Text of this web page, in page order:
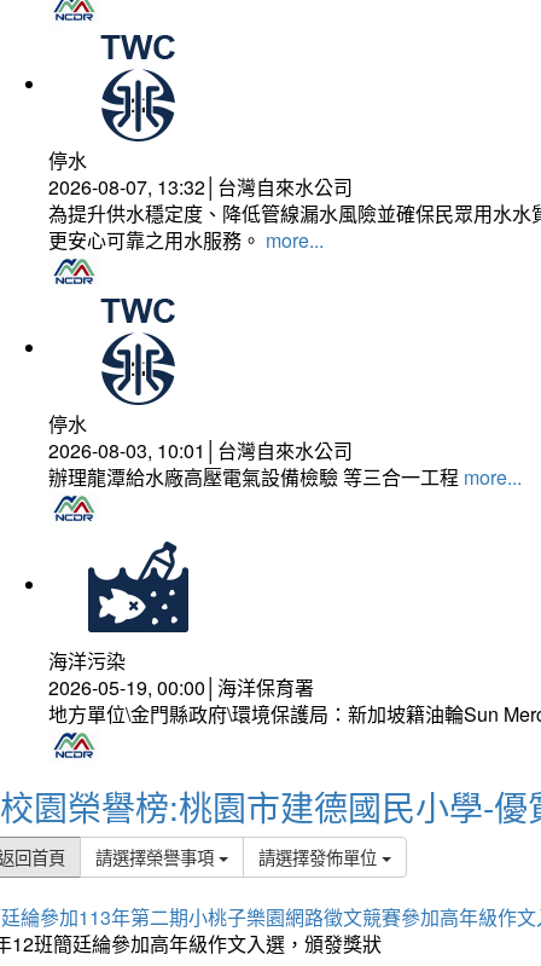
停水
2026-08-07, 13:32│台灣自來水公司
為提升供水穩定度、降低管線漏水風險並確保民眾用水
更安心可靠之用水服務。 more...
停水
2026-08-03, 10:01│台灣自來水公司
辦理龍潭給水廠高壓電氣設備檢驗 等三合一工程 more...
海洋污染
2026-05-19, 00:00│海洋保育署
地方單位\金門縣政府\環境保護局：新加坡籍油輪Sun
校園榮譽榜:桃園市建德國民小學-優
回首頁 請選擇榮譽事項 請選擇發佈單位
綸參加113年第二期小桃子樂園網路徵文競賽參加高年級作
12班簡廷綸參加高年級作文入選，頒發獎狀